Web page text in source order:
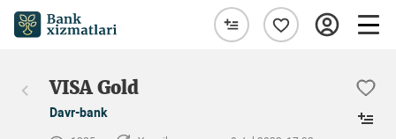
VISA Gold
Davr-bank